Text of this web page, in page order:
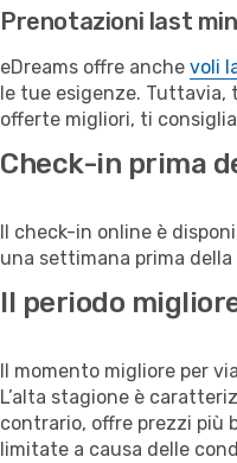
Prenotazioni last
eDreams offre anche voli
le tue esigenze. Tuttavia,
offerte migliori, ti
Check-in prima
Il check-in online è
una settimana prima
Il periodo
Il momento migliore per
L’alta stagione è
contrario, offre prezzi più
limitate a causa delle